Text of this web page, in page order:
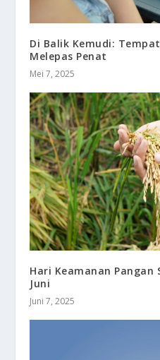
Di Balik Kemudi:
Melepas Penat
Mei 7, 2025
Hari Keamanan Pangan
Juni
Juni 7, 2025